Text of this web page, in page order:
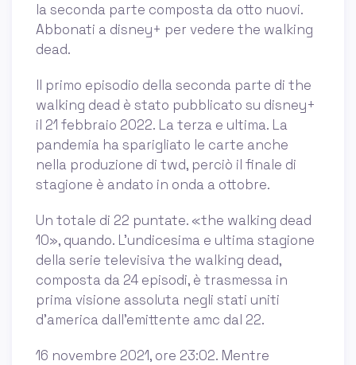
la seconda parte composta da otto nuovi.
Abbonati a disney+ per vedere the walking
dead.
Il primo episodio della seconda parte di the
walking dead è stato pubblicato su disney+
il 21 febbraio 2022. La terza e ultima. La
pandemia ha sparigliato le carte anche
nella produzione di twd, perciò il finale di
stagione è andato in onda a ottobre.
Un totale di 22 puntate. «the walking dead
10», quando. L'undicesima e ultima stagione
della serie televisiva the walking dead,
composta da 24 episodi, è trasmessa in
prima visione assoluta negli stati uniti
d'america dall'emittente amc dal 22.
16 novembre 2021, ore 23:02. Mentre